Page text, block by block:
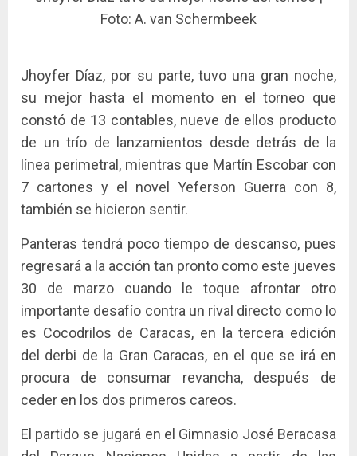
Foto: A. van Schermbeek
Jhoyfer Díaz, por su parte, tuvo una gran noche,
su mejor hasta el momento en el torneo que
constó de 13 contables, nueve de ellos producto
de un trío de lanzamientos desde detrás de la
línea perimetral, mientras que Martín Escobar con
7 cartones y el novel Yeferson Guerra con 8,
también se hicieron sentir.
Panteras tendrá poco tiempo de descanso, pues
regresará a la acción tan pronto como este jueves
30 de marzo cuando le toque afrontar otro
importante desafío contra un rival directo como lo
es Cocodrilos de Caracas, en la tercera edición
del derbi de la Gran Caracas, en el que se irá en
procura de consumar revancha, después de
ceder en los dos primeros careos.
El partido se jugará en el Gimnasio José Beracasa